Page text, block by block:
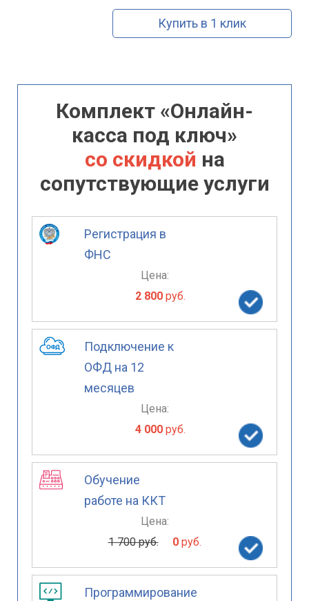
Купить в 1 клик
Комплект «Онлайн-
касса под ключ»
со скидкой на
сопутствующие услуги
Регистрация в
ФНС
Цена:
2 800руб.
Подключение к
ОФД на 12
месяцев
Цена:
4 000руб.
Обучение
работе на ККТ
Цена:
1 700 руб.
0руб.
Программирование